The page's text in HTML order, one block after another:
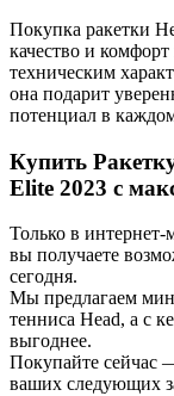
Покупка ракетки
качество и
техническим
она подарит
потенциал в
Купить
Elite 2023 с
Только в интернет-
вы получаете
сегодня.
Мы предлагаем
тенниса Head, а с
выгоднее.
Покупайте сейчас
ваших следующих